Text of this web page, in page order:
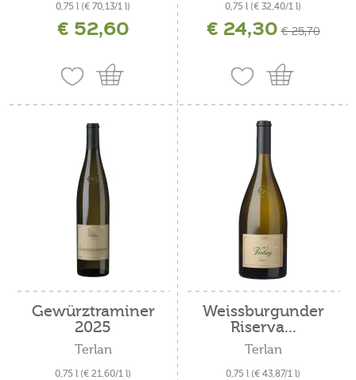
0,75 l (€ 70,13/1 l)
inkl. MwSt. zzgl. Versandkosten
€ 52,60
0,75 l (€ 32,40/1 l)
inkl. MwSt. zzgl. Versandkosten
€ 24,30 € 25,70
Gewürztraminer
2025
Terlan
0,75 l (€ 21,60/1 l)
Weissburgunder
Riserva...
Terlan
0,75 l (€ 43,87/1 l)